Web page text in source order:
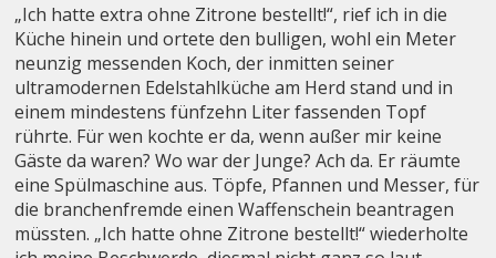
„Ich hatte extra ohne Zitrone bestellt!“, rief ich in die
Küche hinein und ortete den bulligen, wohl ein Meter
neunzig messenden Koch, der inmitten seiner
ultramodernen Edelstahlküche am Herd stand und in
einem mindestens fünfzehn Liter fassenden Topf
rührte. Für wen kochte er da, wenn außer mir keine
Gäste da waren? Wo war der Junge? Ach da. Er räumte
eine Spülmaschine aus. Töpfe, Pfannen und Messer, für
die branchenfremde einen Waffenschein beantragen
müssten. „Ich hatte ohne Zitrone bestellt!“ wiederholte